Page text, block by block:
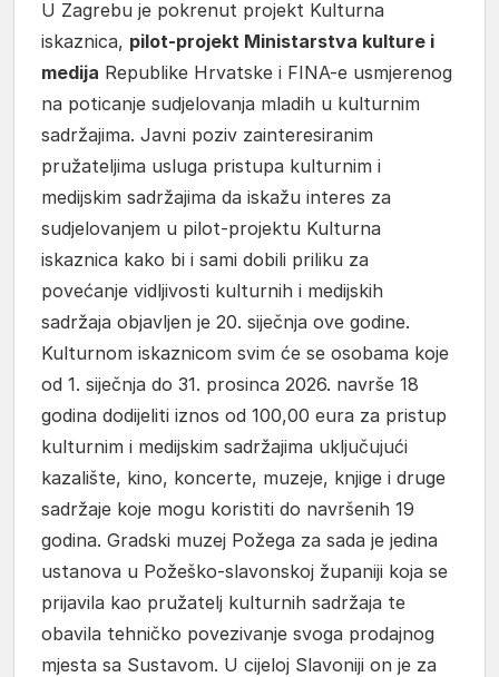
U Zagrebu je pokrenut projekt Kulturna
iskaznica, pilot-projekt Ministarstva kulture i
medija Republike Hrvatske i FINA-e usmjerenog
na poticanje sudjelovanja mladih u kulturnim
sadržajima. Javni poziv zainteresiranim
pružateljima usluga pristupa kulturnim i
medijskim sadržajima da iskažu interes za
sudjelovanjem u pilot-projektu Kulturna
iskaznica kako bi i sami dobili priliku za
povećanje vidljivosti kulturnih i medijskih
sadržaja objavljen je 20. siječnja ove godine.
Kulturnom iskaznicom svim će se osobama koje
od 1. siječnja do 31. prosinca 2026. navrše 18
godina dodijeliti iznos od 100,00 eura za pristup
kulturnim i medijskim sadržajima uključujući
kazalište, kino, koncerte, muzeje, knjige i druge
sadržaje koje mogu koristiti do navršenih 19
godina. Gradski muzej Požega za sada je jedina
ustanova u Požeško-slavonskoj županiji koja se
prijavila kao pružatelj kulturnih sadržaja te
obavila tehničko povezivanje svoga prodajnog
mjesta sa Sustavom. U cijeloj Slavoniji on je za